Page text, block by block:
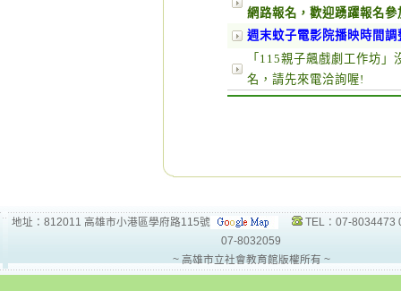
網路報名，歡迎踴躍報名
週末蚊子電影院播映時間調
「115親子飆戲劇工作坊
名，請先來電洽詢喔!
地址：812011 高雄市小港區學府路115號
TEL：07-8034473
07-8032059
~ 高雄市立社會教育館版權所有 ~